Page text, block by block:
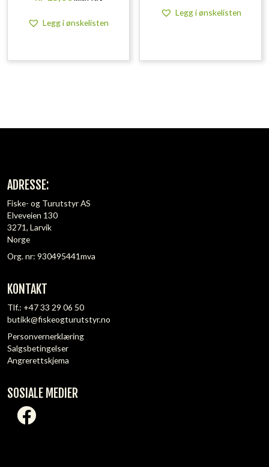
Legg i ønskelisten
Legg i ønskelisten
ADRESSE:
Fiske- og Turutstyr AS
Elveveien 130
3271, Larvik
Norge
Org. nr: 930495441mva
KONTAKT
Tlf.: +47 33 29 06 50
butikk@fiskeogturutstyr.no
Personvernerklæring
Salgsbetingelser
Angrerettskjema
SOSIALE MEDIER